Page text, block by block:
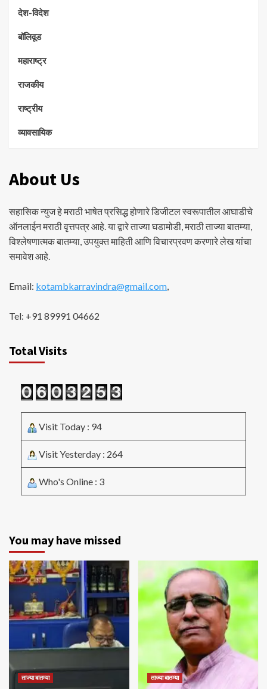
देश-विदेश
बॉलिवूड
महाराष्ट्र
राजकीय
राष्ट्रीय
व्यावसायिक
About Us
सहासिक न्युज हे मराठी भाषेत प्रसिद्ध होणारे डिजीटल स्वरूपातील आघाडीचे
ऑनलाईन मराठी वृत्तपत्र आहे. या द्वारे ताज्या घडामोडी, मराठी ताज्या बातम्या,
विश्लेषणात्मक बातम्या, उपयुक्त माहिती आणि विचारप्रवण करणारे लेख यांचा
समावेश आहे.
Email: kotambkarravindra@gmail.com,
Tel: +91 89991 04662
Total Visits
Visit Today : 94
Visit Yesterday : 264
Who's Online : 3
You may have missed
ताज्या बातम्या ताज्या बातम्या